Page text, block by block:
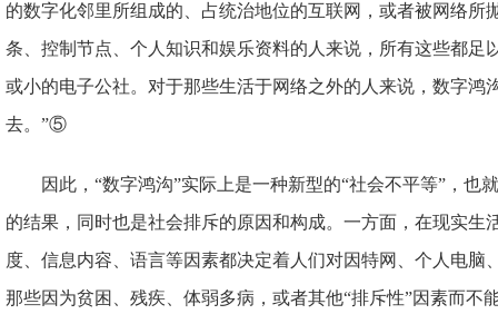
的数字化邻里所组成的、占统治地位的互联网，或者被网络所
条、控制节点、个人知识和娱乐资料的人来说，所有这些都足
或小的电子公社。对于那些生活于网络之外的人来说，数字鸿
去。”⑤
因此，“数字鸿沟”实际上是一种新型的“社会不平等”，也
的结果，同时也是社会排斥的原因和构成。一方面，在现实生
度、信息内容、语言等因素都决定着人们对因特网、个人电脑
那些因为贫困、残疾、体弱多病，或者其他“排斥性”因素而不